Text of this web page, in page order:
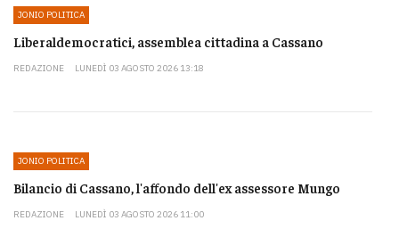
JONIO POLITICA
Liberaldemocratici, assemblea cittadina a Cassano
REDAZIONE LUNEDÌ 03 AGOSTO 2026 13:18
JONIO POLITICA
Bilancio di Cassano, l'affondo dell'ex assessore Mungo
REDAZIONE LUNEDÌ 03 AGOSTO 2026 11:00